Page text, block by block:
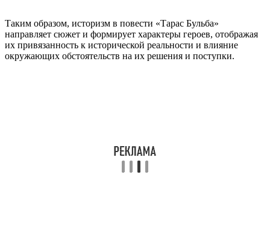
Таким образом, историзм в повести «Тарас Бульба»
направляет сюжет и формирует характеры героев, отображая
их привязанность к исторической реальности и влияние
окружающих обстоятельств на их решения и поступки.